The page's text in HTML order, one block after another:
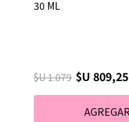
30 ML
$U 1.079 $U 809,25